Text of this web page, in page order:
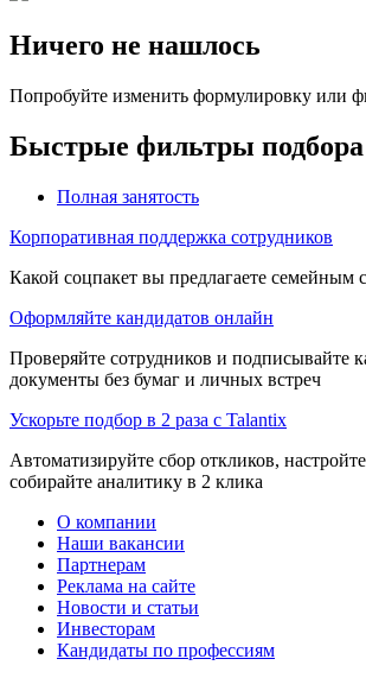
Ничего не нашлось
Попробуйте изменить формулировку или
Быстрые фильтры
Полная занятость
Корпоративная поддержка сотрудников
Какой соцпакет вы предлагаете семейным
Оформляйте кандидатов онлайн
Проверяйте сотрудников и подписывайте
документы без бумаг и личных встреч
Ускорьте подбор в 2 раза с Talantix
Автоматизируйте сбор откликов,
собирайте аналитику в 2 клика
О компании
Наши вакансии
Партнерам
Реклама на сайте
Новости и статьи
Инвесторам
Кандидаты по профессиям